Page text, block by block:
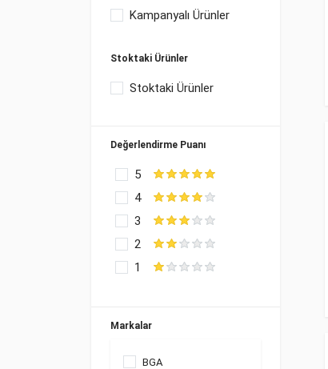
Kampanyalı Ürünler
Stoktaki Ürünler
Stoktaki Ürünler
Değerlendirme Puanı
5
4
3
2
1
Markalar
BGA